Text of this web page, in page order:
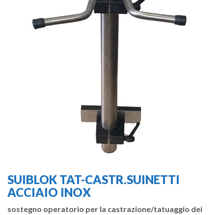
SUIBLOK TAT-CASTR.SUINETTI
ACCIAIO INOX
sostegno operatorio per la castrazione/tatuaggio dei